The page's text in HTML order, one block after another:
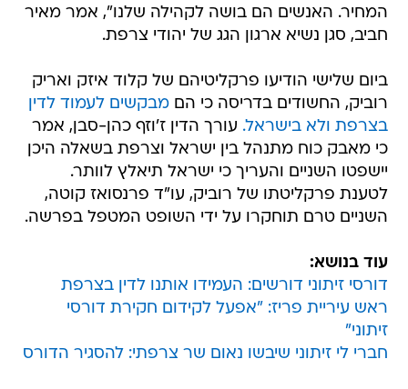
המחיר. האנשים הם בושה לקהילה שלנו", אמר מאיר
חביב, סגן נשיא ארגון הגג של יהודי צרפת.
ביום שלישי הודיעו פרקליטיהם של קלוד איזק ואריק
רוביק, החשודים בדריסה כי הםמבקשים לעמוד לדין
בצרפת ולא בישראל. עורך הדין ז'וזף כהן-סבן, אמר
כי מאבק כוח מתנהל בין ישראל וצרפת בשאלה היכן
יישפטו השניים והעריך כי ישראל תיאלץ לוותר.
לטענת פרקליטתו של רוביק, עו"ד פרנסואז קוטה,
השניים טרם תוחקרו על ידי השופט המטפל בפרשה.
עוד בנושא:
דורסי זיתוני דורשים: העמידו אותנו לדין בצרפת
ראש עיריית פריז: "אפעל לקידום חקירת דורסי
זיתוני"
חברי לי זיתוני שיבשו נאום שר צרפתי: להסגיר הדורס